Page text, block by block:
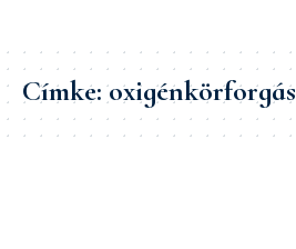
Címke:oxigénkörforgás